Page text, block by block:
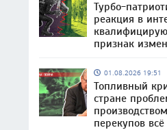
Турбо-
реакция в
признак
01.08.2026 19:51
Топливный
стране
перекупов всё